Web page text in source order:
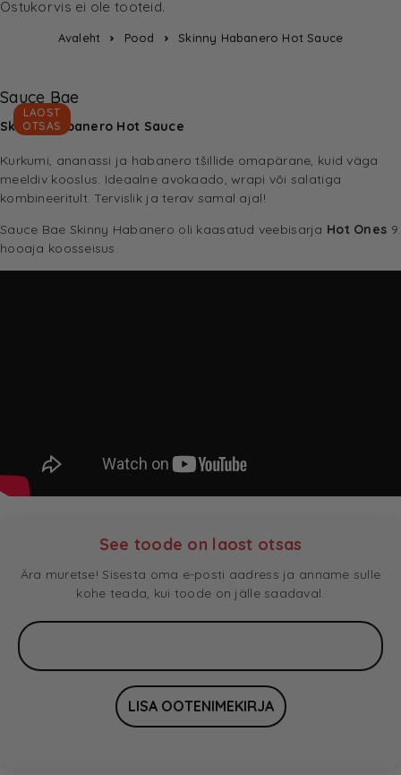
Ostukorvis ei ole tooteid.
Avaleht Pood Skinny Habanero Hot Sauce
LAOST
OTSAS
Sauce Bae
Skinny Habanero Hot Sauce
Kurkumi, ananassi ja habanero tšillide omapärane, kuid väga
meeldiv kooslus. Ideaalne avokaado, wrapi või salatiga
kombineeritult. Tervislik ja terav samal ajal!
Sauce Bae Skinny Habanero oli kaasatud veebisarja Hot Ones 9.
hooaja koosseisus.
See toode on laost otsas
Ära muretse! Sisesta oma e-posti aadress ja anname sulle
kohe teada, kui toode on jälle saadaval.